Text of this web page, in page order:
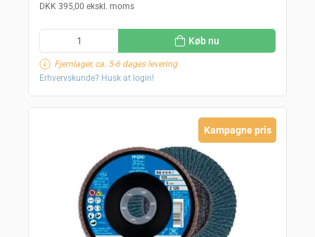
DKK 395,00 ekskl. moms
Køb nu
Fjernlager, ca. 5-6 dages levering
Erhvervskunde? Husk at login!
Kampagne pris